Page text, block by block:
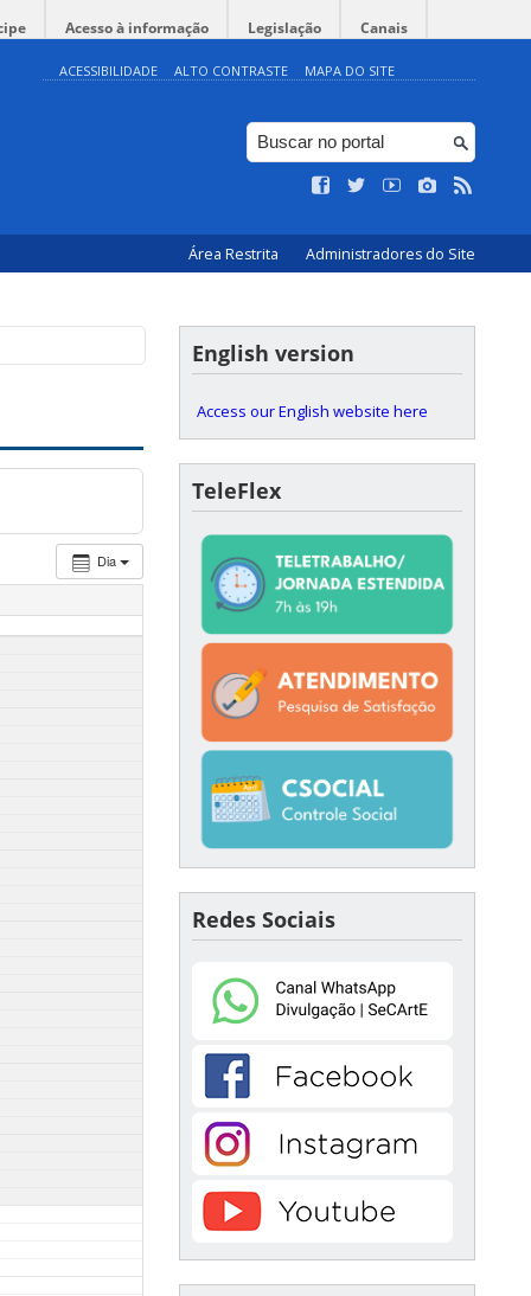
Acesso à informação Legislação Canais
ACESSIBILIDADE ALTO CONTRASTE MAPA DO SITE
Área Restrita Administradores do Site
Dia
English version
Access our English website here
TeleFlex
Redes Sociais